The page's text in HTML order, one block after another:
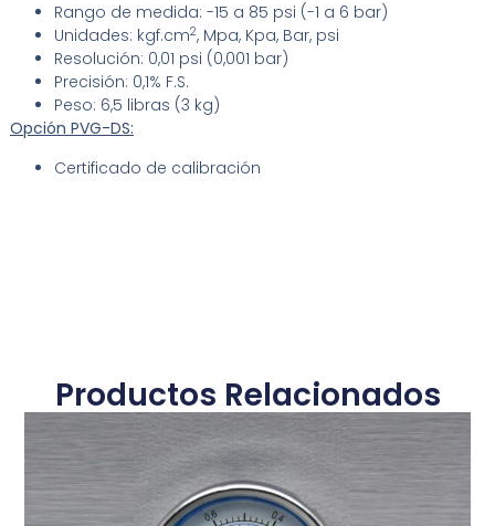
Rango de medida: -15 a 85 psi (-1 a 6 bar)
Unidades: kgf.cm2, Mpa, Kpa, Bar, psi
Resolución: 0,01 psi (0,001 bar)
Precisión: 0,1% F.S.
Peso: 6,5 libras (3 kg)
Opción PVG-DS:
Certificado de calibración
Productos Relacionados